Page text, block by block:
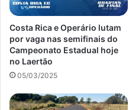
Costa Rica e Operário lutam
por vaga nas semifinais do
Campeonato Estadual hoje
no Laertão
05/03/2025